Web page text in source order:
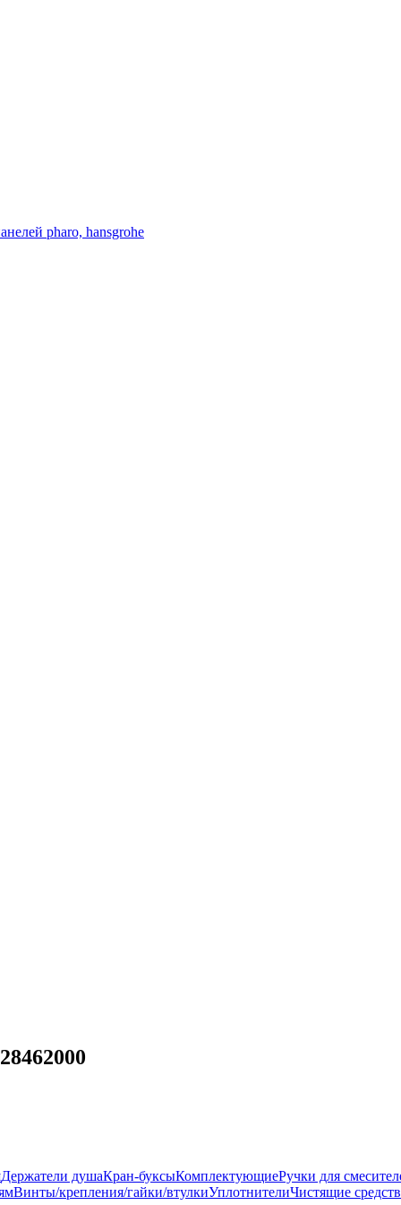
pharo, hansgrohe
Держатели душаКран-буксыКомплектующиеРучки для
Винты/крепления/гайки/втулкиУплотнителиЧистящие